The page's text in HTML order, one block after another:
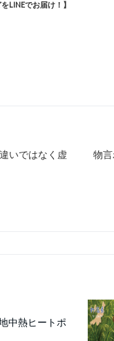
LINEでお届け！】
いではなく虚
物
中熱ヒートポ